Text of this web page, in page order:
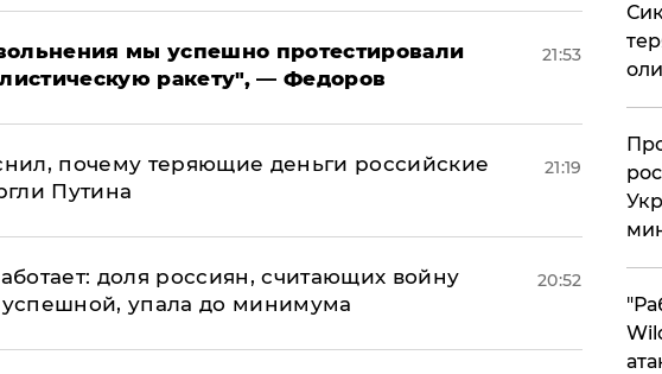
мы успешно протестировали
ракету", — Федоров
21:53
почему теряющие деньги российские
Путина
21:19
доля россиян, считающих войну
упала до минимума
20:52